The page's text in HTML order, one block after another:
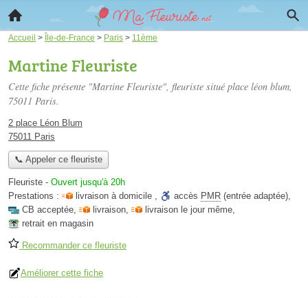
Accueil > Île-de-France > Paris > 11ème
Martine Fleuriste
Cette fiche présente "Martine Fleuriste", fleuriste situé place léon blum,
75011 Paris.
2 place Léon Blum
75011 Paris
📞 Appeler ce fleuriste
Fleuriste - Ouvert jusqu'à 20h
Prestations :
livraison à domicile , accès PMR (entrée adaptée),
CB acceptée, livraison, livraison le jour même,
retrait en magasin
Recommander ce fleuriste
Améliorer cette fiche